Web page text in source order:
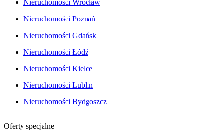
Nieruchomości Wrocław
Nieruchomości Poznań
Nieruchomości Gdańsk
Nieruchomości Łódź
Nieruchomości Kielce
Nieruchomości Lublin
Nieruchomości Bydgoszcz
Oferty specjalne